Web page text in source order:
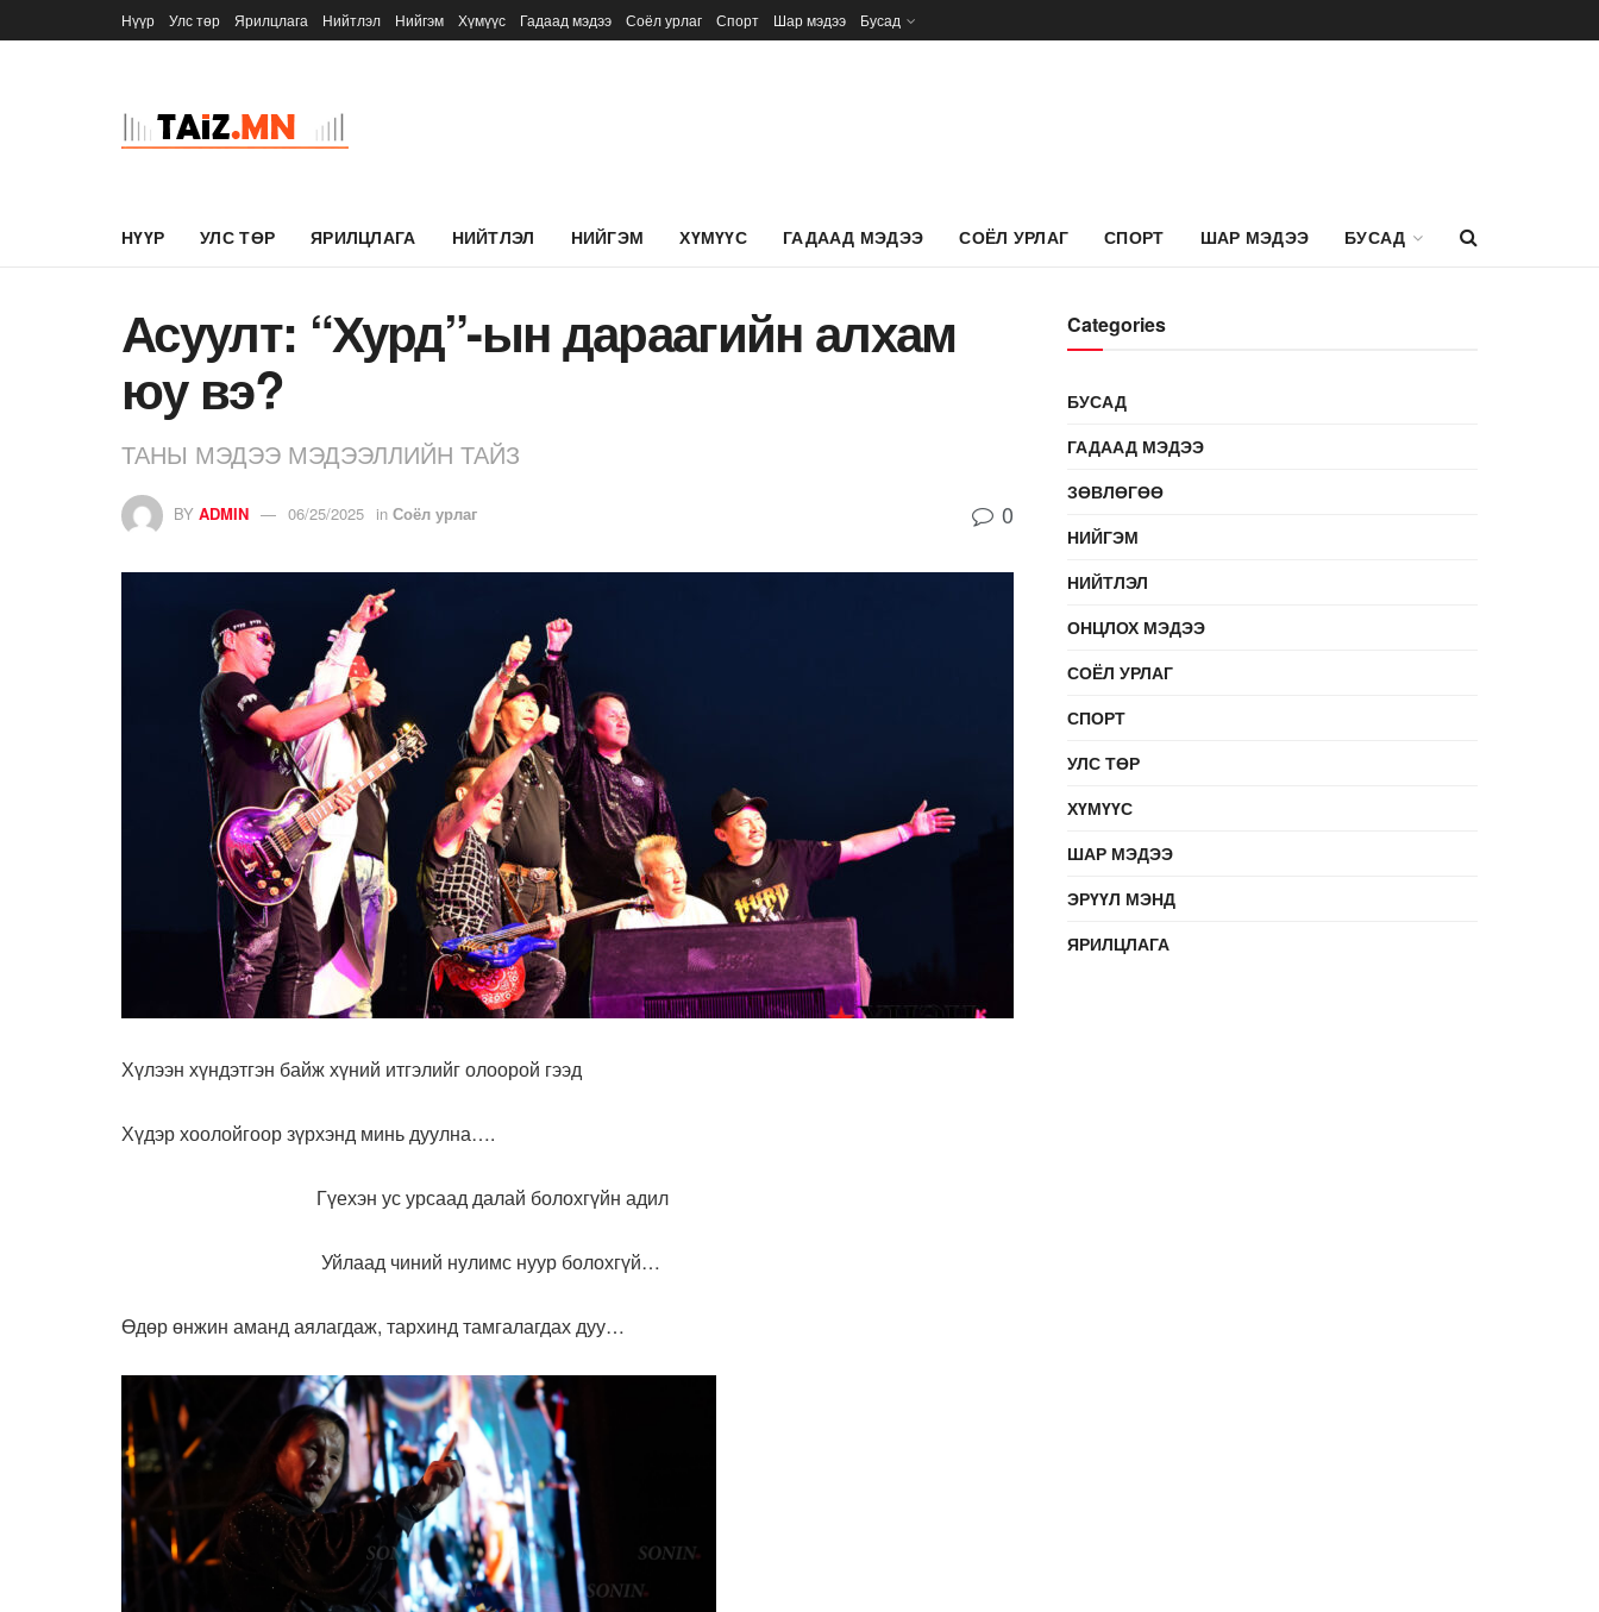
Нүүр Улс төр Ярилцлага Нийтлэл Нийгэм Хүмүүс Гадаад мэдээ Соёл урлаг Спорт Шар мэдээ Бусад
НҮҮР УЛС ТӨР ЯРИЛЦЛАГА НИЙТЛЭЛ НИЙГЭМ ХҮМҮҮС ГАДААД МЭДЭЭ СОЁЛ УРЛАГ СПОРТ ШАР МЭДЭЭ БУСАД
Асуулт: “Хурд”-ын дараагийн алхам
юу вэ?
ТАНЫ МЭДЭЭ МЭДЭЭЛЛИЙН ТАЙЗ
BY ADMIN 06/25/2025 in Соёл урлаг 0
Хүлээн хүндэтгэн байж хүний итгэлийг олоорой гээд
Хүдэр хоолойгоор зүрхэнд минь дуулна….
Гүехэн ус урсаад далай болохгүйн адил
Уйлаад чиний нулимс нуур болохгүй…
Өдөр өнжин аманд аялагдаж, тархинд тамгалагдах дуу…
Categories
БУСАД
ГАДААД МЭДЭЭ
ЗӨВЛӨГӨӨ
НИЙГЭМ
НИЙТЛЭЛ
ОНЦЛОХ МЭДЭЭ
СОЁЛ УРЛАГ
СПОРТ
УЛС ТӨР
ХҮМҮҮС
ШАР МЭДЭЭ
ЭРҮҮЛ МЭНД
ЯРИЛЦЛАГА